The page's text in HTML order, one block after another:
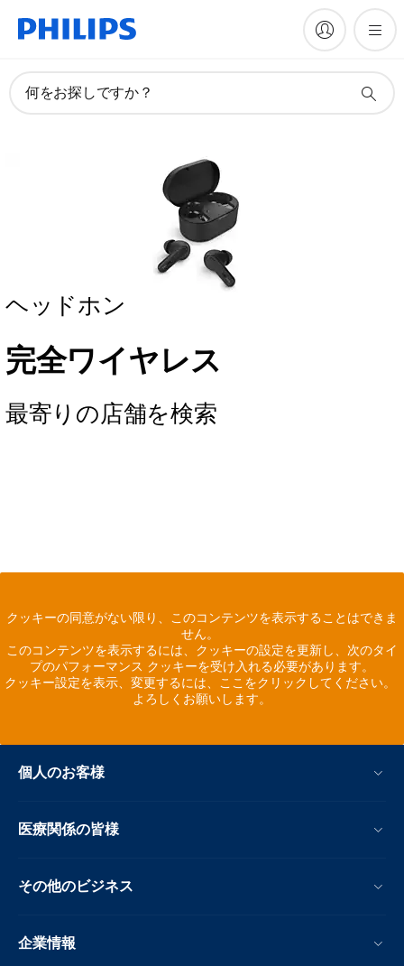
何をお探しですか？
ヘッドホン
完全ワイヤレス
最寄りの店舗を検索
クッキーの同意がない限り、このコンテンツを表示することはできま
せん。
このコンテンツを表示するには、クッキーの設定を更新し、次のタイ
プのパフォーマンス クッキーを受け入れる必要があります。
クッキー設定を表示、変更するには、ここをクリックしてください。
よろしくお願いします。
個人のお客様
医療関係の皆様
その他のビジネス
企業情報